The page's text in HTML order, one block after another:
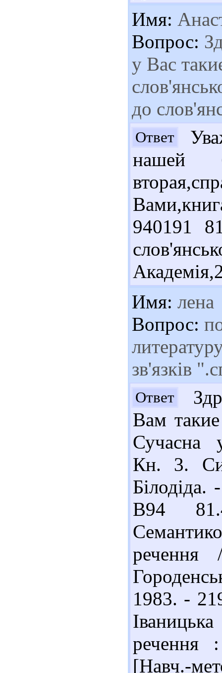
Имя:
Вопрос:
у Вас
до
Ответ
нашей
940191
Имя: лена
Вопрос:
зв'язків
Ответ
Вам
Сучасна
Кн. 3.
B94
1983. -
речення
[Навч.-